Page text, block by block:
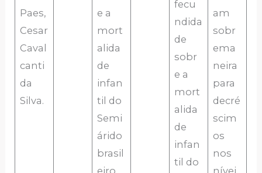
Paes,
Cesar
Caval
canti
da
Silva.
e a
mort
alida
de
infan
til do
Semi
árido
brasil
eiro
fecu
ndida
de
sobr
e a
mort
alida
de
infan
til do
am
sobr
ema
neira
para
decré
scim
os
nos
nívei